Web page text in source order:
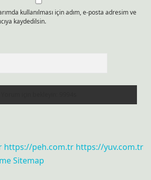
kullanılması için adım, e-posta adresim ve
kaydedilsin.
https://peh.com.tr https://yuv.com.tr
Sitemap